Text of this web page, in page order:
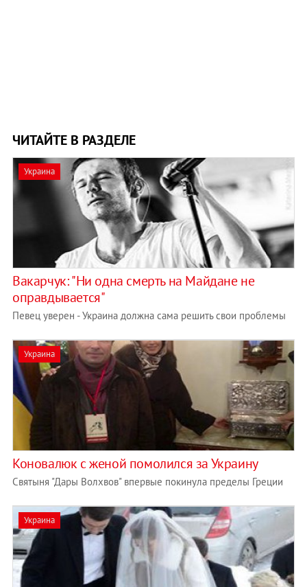
ЧИТАЙТЕ В РАЗДЕЛЕ
Украина
Вакарчук: "Ни одна смерть на Майдане не
оправдывается"
Певец уверен - Украина должна сама решить свои проблемы
Украина
Коновалюк с женой помолился за Украину
Святыня "Дары Волхвов" впервые покинула пределы Греции
Украина